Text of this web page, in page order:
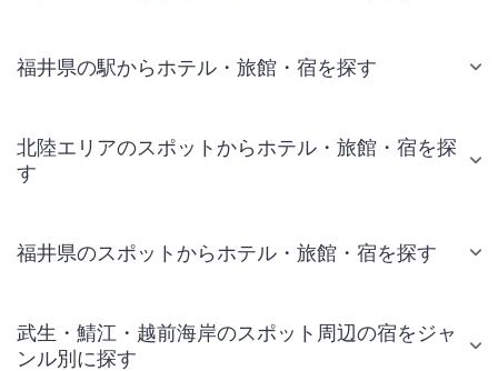
福井県の駅からホテル・旅館・宿を探す
北陸エリアのスポットからホテル・旅館・宿を探
す
福井県のスポットからホテル・旅館・宿を探す
武生・鯖江・越前海岸のスポット周辺の宿をジャ
ンル別に探す